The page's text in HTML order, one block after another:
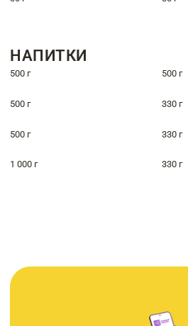
НАПИТКИ
500 г 500 г
500 г 330 г
500 г 330 г
1 000 г 330 г